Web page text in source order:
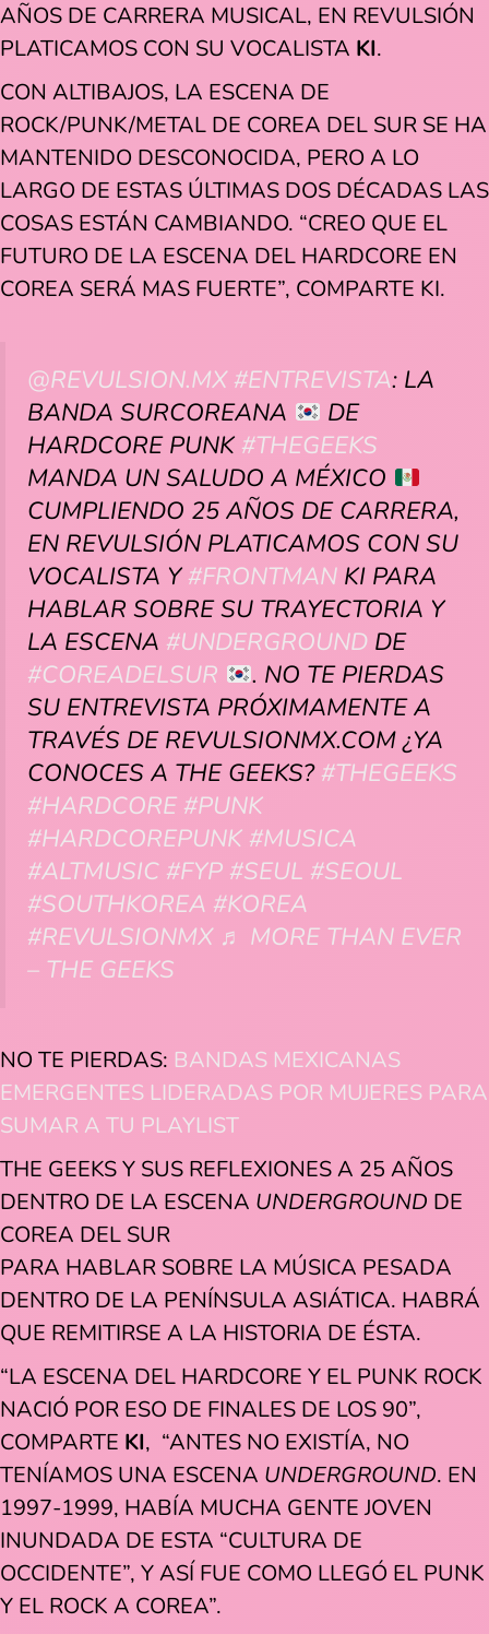
AÑOS DE CARRERA MUSICAL, EN REVULSIÓN
PLATICAMOS CON SU VOCALISTA KI.
CON ALTIBAJOS, LA ESCENA DE
ROCK/PUNK/METAL DE COREA DEL SUR SE HA
MANTENIDO DESCONOCIDA, PERO A LO
LARGO DE ESTAS ÚLTIMAS DOS DÉCADAS LAS
COSAS ESTÁN CAMBIANDO. “CREO QUE EL
FUTURO DE LA ESCENA DEL HARDCORE EN
COREA SERÁ MAS FUERTE”, COMPARTE KI.
@REVULSION.MX #ENTREVISTA: LA
BANDA SURCOREANA
DE
HARDCORE PUNK #THEGEEKS
MANDA UN SALUDO A MÉXICO
CUMPLIENDO 25 AÑOS DE CARRERA,
EN REVULSIÓN PLATICAMOS CON SU
VOCALISTA Y#FRONTMAN KI PARA
HABLAR SOBRE SU TRAYECTORIA Y
LA ESCENA #UNDERGROUND DE
#COREADELSUR
. NO TE PIERDAS
SU ENTREVISTA PRÓXIMAMENTE A
TRAVÉS DE REVULSIONMX.COM ¿YA
CONOCES A THE GEEKS? #THEGEEKS
#HARDCORE #PUNK
#HARDCOREPUNK #MUSICA
#ALTMUSIC #FYP #SEUL #SEOUL
#SOUTHKOREA #KOREA
#REVULSIONMX ♬ MORE THAN EVER
– THE GEEKS
NO TE PIERDAS: BANDAS MEXICANAS
EMERGENTES LIDERADAS POR MUJERES PARA
SUMAR A TU PLAYLIST
THE GEEKS Y SUS REFLEXIONES A 25 AÑOS
DENTRO DE LA ESCENA UNDERGROUND DE
COREA DEL SUR
PARA HABLAR SOBRE LA MÚSICA PESADA
DENTRO DE LA PENÍNSULA ASIÁTICA. HABRÁ
QUE REMITIRSE A LA HISTORIA DE ÉSTA.
“LA ESCENA DEL HARDCORE Y EL PUNK ROCK
NACIÓ POR ESO DE FINALES DE LOS 90”,
COMPARTE KI, “ANTES NO EXISTÍA, NO
TENÍAMOS UNA ESCENA UNDERGROUND. EN
1997-1999, HABÍA MUCHA GENTE JOVEN
INUNDADA DE ESTA “CULTURA DE
OCCIDENTE”, Y ASÍ FUE COMO LLEGÓ EL PUNK
Y EL ROCK A COREA”.